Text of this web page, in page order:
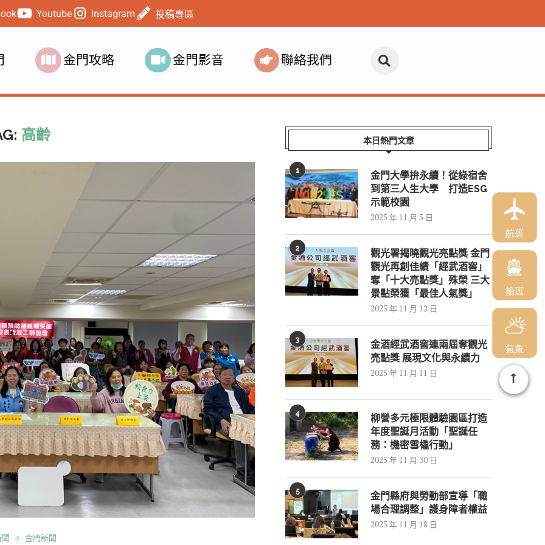
Youtube Instagram 投稿專區
金門攻略 金門影音 聯絡我們
高齡
金門新聞
本日熱門文章
1
金門大學拚永續！從綠宿舍
到第三人生大學 打造ESG
示範校園
2025 年 11 月 5 日
2
觀光署揭曉觀光亮點獎 金門
觀光再創佳績「經武酒窖」
奪「十大亮點獎」殊榮 三大
景點榮獲「最佳人氣獎」
2025 年 11 月 12 日
3
金酒經武酒窖連兩屆奪觀光
亮點獎 展現文化與永續力
2025 年 11 月 11 日
4
柳營多元極限體驗園區打造
年度聖誕月活動「聖誕任
務：機密雪橇行動」
2025 年 11 月 30 日
5
金門縣府與勞動部宣導「職
場合理調整」護身障者權益
2025 年 11 月 18 日
航班
船班
氣象